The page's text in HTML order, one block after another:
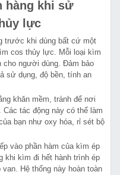
hàng khi sử
lực
trước khi dùng bất cứ một
cos thủy lực. Mỗi loại kìm
cho người dùng. Đảm bảo
sử dụng, độ bền, tính an
khăn mềm, tránh để nơi
tác động này có thể làm
bạn như oxy hóa, rỉ sét bộ
vào phần hàm của kìm ép
khi kìm đi hết hành trình ép
Hệ thống này hoàn toàn